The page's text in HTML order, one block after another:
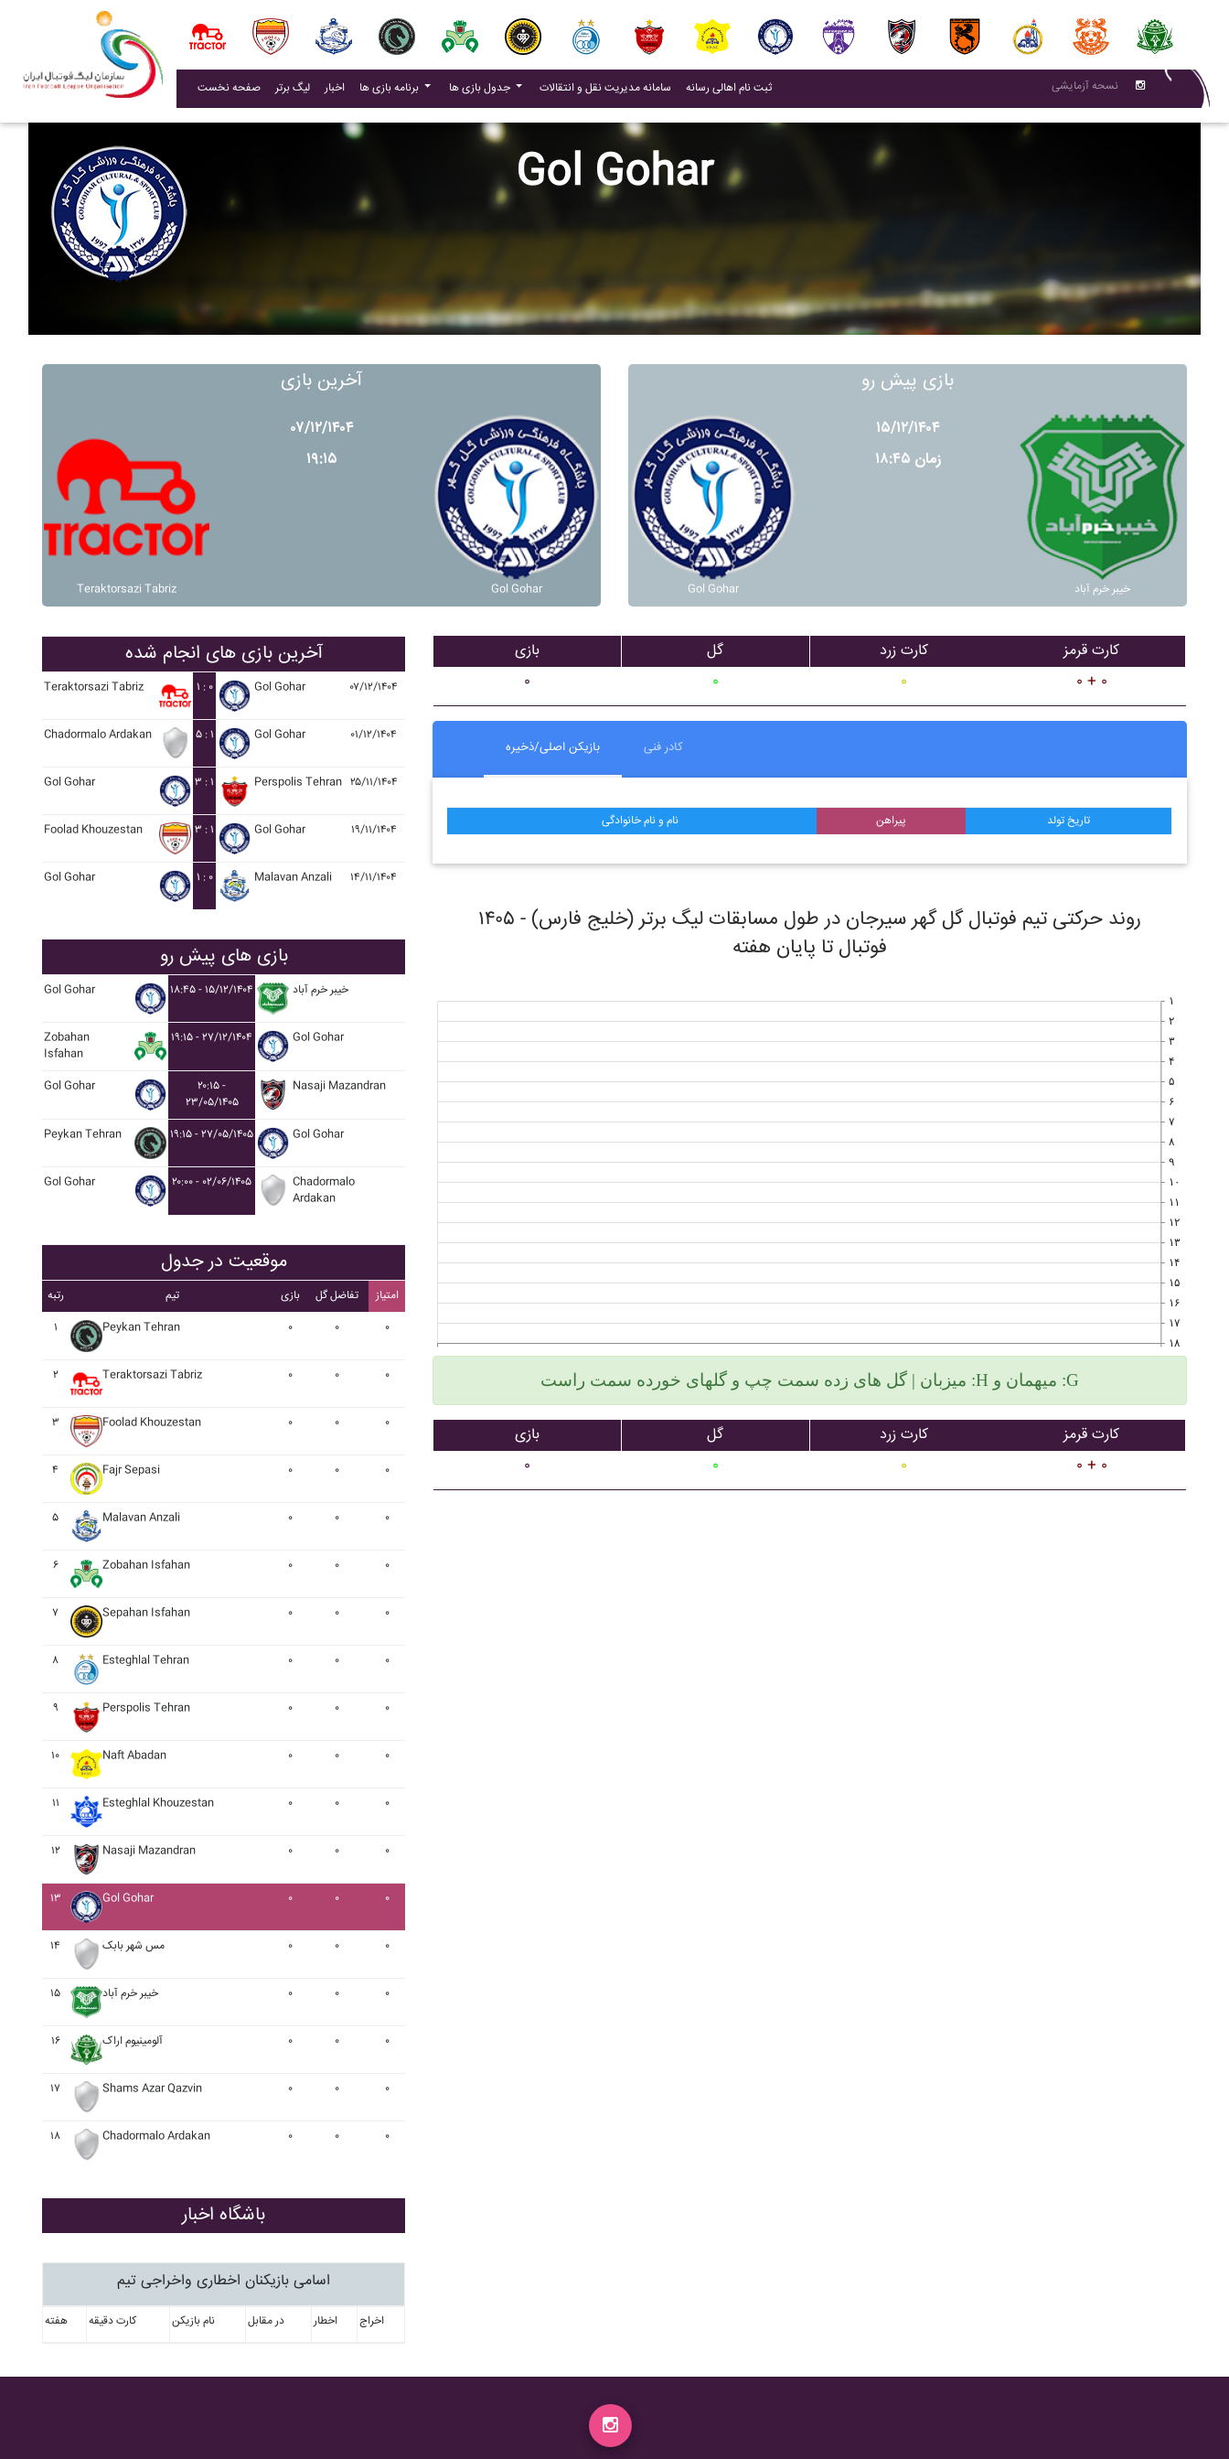
صفحه نخست لیگ برتر اخبار(current) برنامه بازی ها جدول بازی ها سامانه مدیریت نقل و انتقالات (current)
ثبت نام اهالی رسانه(current) نسحه آزمایشی
Gol Gohar
آخرین بازی
Teraktorsazi Tabriz
۰۷/۱۲/۱۴۰۴
۱۹:۱۵
Gol Gohar
بازی پیش رو
Gol Gohar
۱۵/۱۲/۱۴۰۴
زمان ۱۸:۴۵
خيبر خرم آباد
آخرین بازی های انجام شده
Teraktorsazi Tabriz ۱ : ۰ Gol Gohar ۰۷/۱۲/۱۴۰۴
Chadormalo Ardakan ۵ : ۱ Gol Gohar ۰۱/۱۲/۱۴۰۴
Gol Gohar ۳ : ۱ Perspolis Tehran ۲۵/۱۱/۱۴۰۴
Foolad Khouzestan ۳ : ۱ Gol Gohar ۱۹/۱۱/۱۴۰۴
Gol Gohar ۱ : ۰ Malavan Anzali ۱۴/۱۱/۱۴۰۴
بازی های پیش رو
Gol Gohar ۱۸:۴۵ - ۱۵/۱۲/۱۴۰۴ خيبر خرم آباد
Zobahan
Isfahan
۱۹:۱۵ - ۲۷/۱۲/۱۴۰۴ Gol Gohar
Gol Gohar
۲۰:۱۵ -
۲۳/۰۵/۱۴۰۵
Nasaji Mazandran
Peykan Tehran ۱۹:۱۵ - ۲۷/۰۵/۱۴۰۵ Gol Gohar
Gol Gohar ۲۰:۰۰ - ۰۲/۰۶/۱۴۰۵
Chadormalo
Ardakan
موقعیت در جدول
رتبه تیم بازی تفاضل گل
امتیاز
۱
Peykan Tehran ۰ ۰ ۰
۲ Teraktorsazi Tabriz ۰ ۰ ۰
۳ Foolad Khouzestan ۰ ۰ ۰
۴ Fajr Sepasi ۰ ۰ ۰
۵ Malavan Anzali ۰ ۰ ۰
۶ Zobahan Isfahan ۰ ۰ ۰
۷ Sepahan Isfahan ۰ ۰ ۰
۸ Esteghlal Tehran ۰ ۰ ۰
۹ Perspolis Tehran ۰ ۰ ۰
۱۰ Naft Abadan ۰ ۰ ۰
۱۱ Esteghlal Khouzestan ۰ ۰ ۰
۱۲ Nasaji Mazandran ۰ ۰ ۰
۱۳ Gol Gohar ۰ ۰ ۰
۱۴ مس شهر بابک ۰ ۰ ۰
۱۵ خيبر خرم آباد ۰ ۰ ۰
۱۶ آلومينيوم اراک ۰ ۰ ۰
۱۷ Shams Azar Qazvin ۰ ۰ ۰
۱۸ Chadormalo Ardakan ۰ ۰ ۰
باشگاه اخبار
اسامی بازیکنان اخطاری واخراجی تیم
هفته کارت دقیقه نام بازیکن در مقابل اخطار اخراج
بازی
۰
گل
۰
کارت زرد
۰
کارت قرمز
۰ + ۰
بازیکن اصلی/ذخیره کادر فنی
نام و نام خانوادگی پیراهن تاریخ تولد
روند حرکتی تیم فوتبال گل گهر سیرجان در طول مسابقات ليگ برتر (خليج فارس) - ۱۴۰۵
فوتبال تا پایان هفته
۱
۲
۳
۴
۵
۶
۷
۸
۹
۱۰
۱۱
۱۲
۱۳
۱۴
۱۵
۱۶
۱۷
۱۸
میزبان | گل های زده سمت چپ و گلهای خورده سمت راست :H میهمان و :G
بازی
۰
گل
۰
کارت زرد
۰
کارت قرمز
۰ + ۰